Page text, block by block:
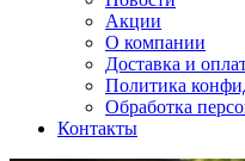
Акции
О компании
Доставка и
Политика
Обработка
Контакты